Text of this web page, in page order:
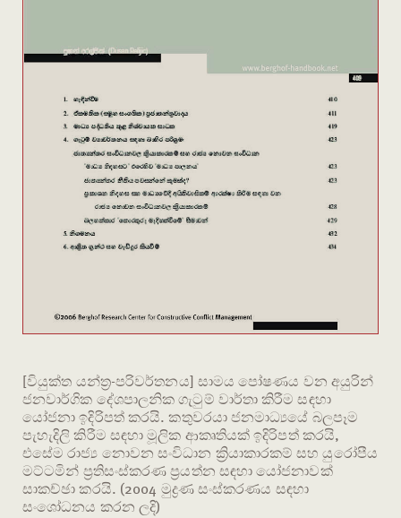
[වියුක්ත යන්ත්‍ර-පරිවර්තනය] සාමය පෝෂණය වන අයුරින්
ජනවාර්ගික දේශපාලනික ගැටුම් වාර්තා කිරීම සඳහා
යෝජනා ඉදිරිපත් කරයි. කතුවරයා ජනමාධ්‍යයේ බලපෑම
පැහැදිලි කිරීම සඳහා මූලික ආකෘතියක් ඉදිරිපත් කරයි,
එසේම රාජ්‍ය නොවන සංවිධාන ක්‍රියාකාරකම් සහ යුරෝපීය
මට්ටමින් ප්‍රතිසංස්කරණ ප්‍රයත්න සඳහා යෝජනාවක්
සාකච්ඡා කරයි. (2004 මුද්‍රණ සංස්කරණය සඳහා
සංශෝධනය කරන ලදි)